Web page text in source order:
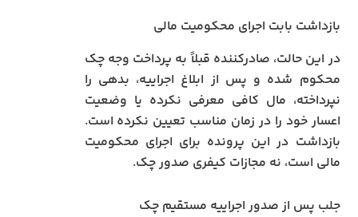
بازداشت بابت اجرای محکومیت مالی
در این حالت، صادرکننده قبلاً به پرداخت وجه چک
محکوم شده و پس از ابلاغ اجراییه، بدهی را
نپرداخته، مال کافی معرفی نکرده یا وضعیت
اعسار خود را در زمان مناسب تعیین نکرده است.
بازداشت در این پرونده برای اجرای محکومیت
مالی است، نه مجازات کیفری صدور چک.
جلب پس از صدور اجراییه مستقیم چک